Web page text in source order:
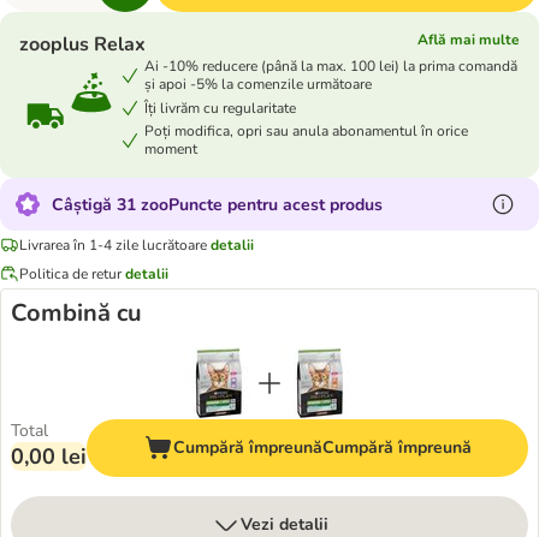
zooplus Relax
Află mai multe
Ai -10% reducere (până la max. 100 lei) la prima comandă
și apoi -5% la comenzile următoare
Îți livrăm cu regularitate
Poți modifica, opri sau anula abonamentul în orice
moment
Câștigă 31 zooPuncte pentru acest produs
Livrarea în 1-4 zile lucrătoaredetalii
Politica de returdetalii
Combină cu
Total
0,00 lei Cumpără împreunăCumpără împreună
Vezi detalii